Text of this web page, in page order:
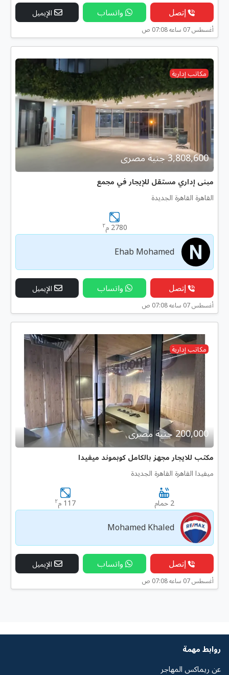
إتصل واتساب الإيميل
أغسطس 07 ساعه 07:08 ص
مكاتب إدارية
3,808,600 جنية مصرى
مبنى إداري مستقل للإيجار في مجمع
القاهرة القاهرة الجديدة
2780 م ٢
Ehab Mohamed
إتصل واتساب الإيميل
أغسطس 07 ساعه 07:08 ص
مكاتب إدارية
200,000 جنية مصرى
مكتب للايجار مجهز بالكامل كوبموند ميفيدا
ميفيدا القاهرة القاهرة الجديدة
2 حمام 117 م ٢
Mohamed Khaled
إتصل واتساب الإيميل
أغسطس 07 ساعه 07:08 ص
روابط مهمة
عن ريماكس المهاجر